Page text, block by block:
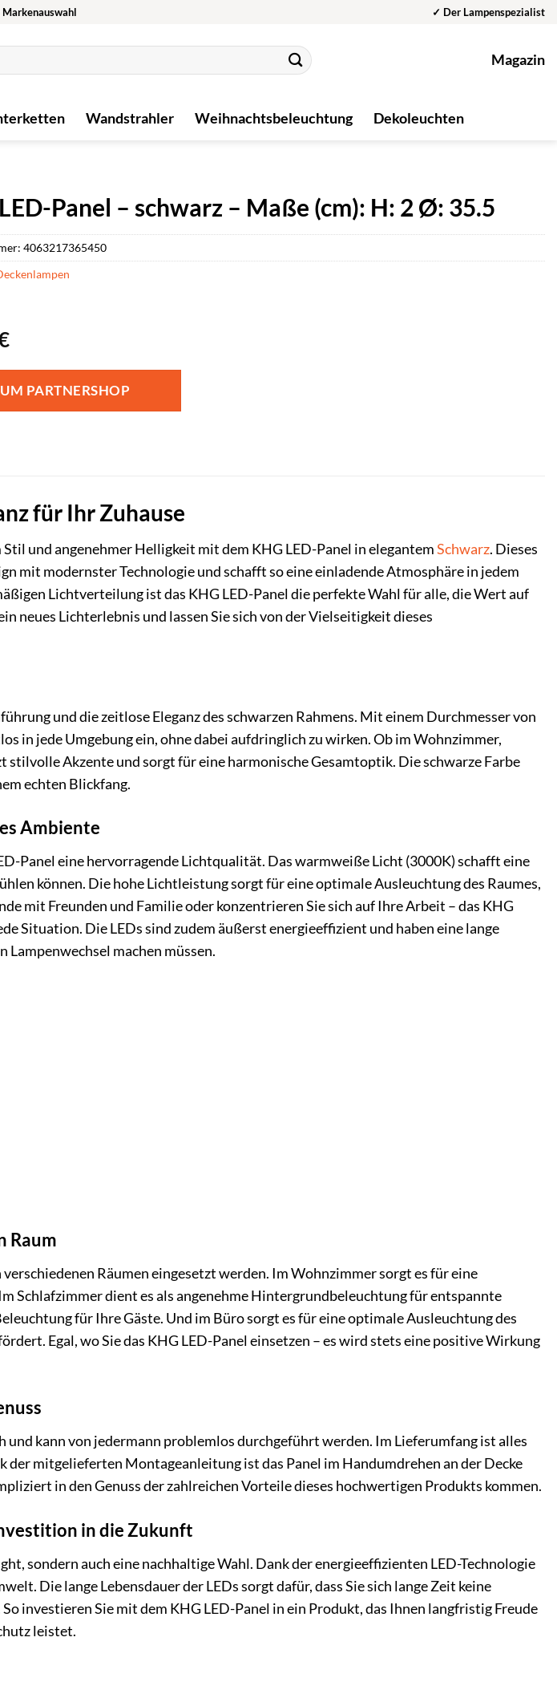
✓ Der Lampenspezialist
Magazin
Wandstrahler Weihnachtsbeleuchtung Dekoleuchten
Panel – schwarz – Maße (cm): H: 2 Ø: 35.5
PARTNERSHOP
4063217365450
für Ihr Zuhause
und angenehmer Helligkeit mit dem KHG LED-Panel in elegantemSchwarz. Dieses
mit modernster Technologie und schafft so eine einladende Atmosphäre in jedem
Lichtverteilung ist das KHG LED-Panel die perfekte Wahl für alle, die Wert auf
neues Lichterlebnis und lassen Sie sich von der Vielseitigkeit dieses
und die zeitlose Eleganz des schwarzen Rahmens. Mit einem Durchmesser von
in jede Umgebung ein, ohne dabei aufdringlich zu wirken. Ob im Wohnzimmer,
stilvolle Akzente und sorgt für eine harmonische Gesamtoptik. Die schwarze Farbe
echten Blickfang.
Ambiente
Panel eine hervorragende Lichtqualität. Das warmweiße Licht (3000K) schafft eine
können. Die hohe Lichtleistung sorgt für eine optimale Ausleuchtung des Raumes,
mit Freunden und Familie oder konzentrieren Sie sich auf Ihre Arbeit – das KHG
Situation. Die LEDs sind zudem äußerst energieeffizient und haben eine lange
Lampenwechsel machen müssen.
Raum
Räumen eingesetzt werden. Im Wohnzimmer sorgt es für eine
Schlafzimmer dient es als angenehme Hintergrundbeleuchtung für entspannte
für Ihre Gäste. Und im Büro sorgt es für eine optimale Ausleuchtung des
Egal, wo Sie das KHG LED-Panel einsetzen – es wird stets eine positive Wirkung
und kann von jedermann problemlos durchgeführt werden. Im Lieferumfang ist alles
mitgelieferten Montageanleitung ist das Panel im Handumdrehen an der Decke
in den Genuss der zahlreichen Vorteile dieses hochwertigen Produkts kommen.
in die Zukunft
sondern auch eine nachhaltige Wahl. Dank der energieeffizienten LED-Technologie
Die lange Lebensdauer der LEDs sorgt dafür, dass Sie sich lange Zeit keine
investieren Sie mit dem KHG LED-Panel in ein Produkt, das Ihnen langfristig Freude
leistet.